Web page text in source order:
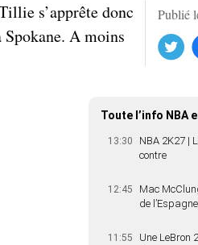
Publié
Twitter
Facebook
s’apprête donc
Spokane. A moins
Toute l’info NBA
13:30
NBA 2K27 |
contre
12:45
Mac
de l’Espagne
11:55
Une LeBron